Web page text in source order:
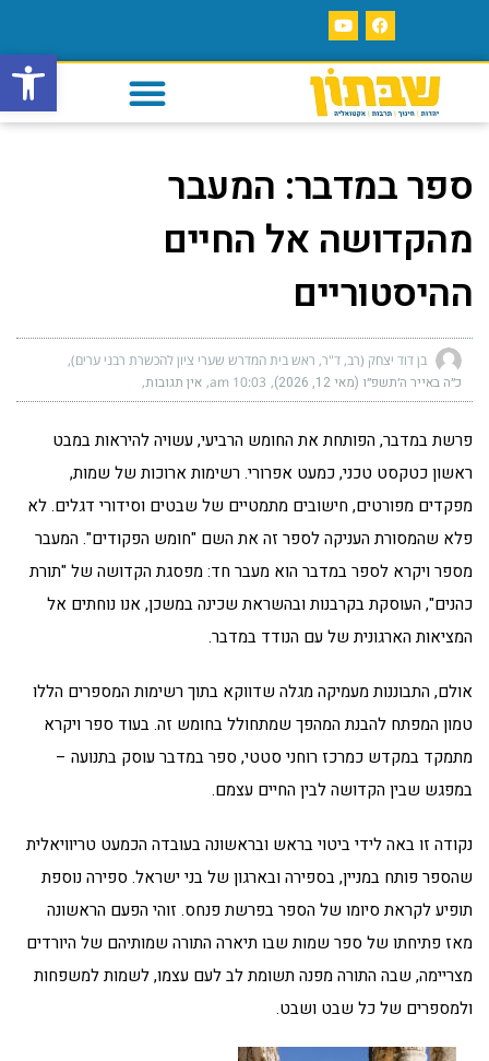
פתח
ספר במדבר: המעבר
מהקדושה אל החיים
ההיסטוריים
בן דוד יצחק (רב, ד"ר, ראש בית המדרש שערי ציון להכשרת רבני ערים)
כ״ה באייר ה׳תשפ״ו (מאי 12, 2026) 10:03 am אין תגובות
פרשת במדבר, הפותחת את החומש הרביעי, עשויה להיראות במבט
ראשון כטקסט טכני, כמעט אפרורי. רשימות ארוכות של שמות,
מפקדים מפורטים, חישובים מתמטיים של שבטים וסידורי דגלים. לא
פלא שהמסורת העניקה לספר זה את השם "חומש הפקודים". המעבר
מספר ויקרא לספר במדבר הוא מעבר חד: מפסגת הקדושה של "תורת
כהנים", העוסקת בקרבנות ובהשראת שכינה במשכן, אנו נוחתים אל
המציאות הארגונית של עם הנודד במדבר.
אולם, התבוננות מעמיקה מגלה שדווקא בתוך רשימות המספרים הללו
טמון המפתח להבנת המהפך שמתחולל בחומש זה. בעוד ספר ויקרא
מתמקד במקדש כמרכז רוחני סטטי, ספר במדבר עוסק בתנועה –
במפגש שבין הקדושה לבין החיים עצמם.
נקודה זו באה לידי ביטוי בראש ובראשונה בעובדה הכמעט טריוויאלית
שהספר פותח במניין, בספירה ובארגון של בני ישראל. ספירה נוספת
תופיע לקראת סיומו של הספר בפרשת פנחס. זוהי הפעם הראשונה
מאז פתיחתו של ספר שמות שבו תיארה התורה שמותיהם של היורדים
מצריימה, שבה התורה מפנה תשומת לב לעם עצמו, לשמות למשפחות
ולמספרים של כל שבט ושבט.